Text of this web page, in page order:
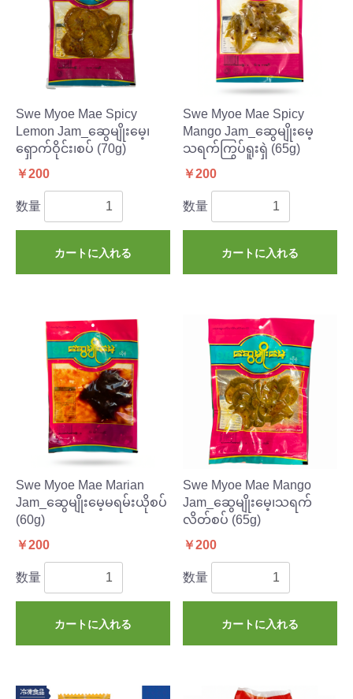
Swe Myoe Mae Spicy
Lemon Jam_ဆွေမျိုးမေ့၊
ရှောက်ဝိုင်း၊စပ် (70g)
￥200
数量
カートに入れる
Swe Myoe Mae Spicy
Mango Jam_ဆွေမျိုးမေ့
သရက်ကြွပ်ရူးရှဲ (65g)
￥200
数量
カートに入れる
Swe Myoe Mae Marian
Jam_ဆွေမျိုးမေ့မရမ်းယိုစပ်
(60g)
￥200
数量
カートに入れる
Swe Myoe Mae Mango
Jam_ဆွေမျိုးမေ့၊သရက်
လိတ်စပ် (65g)
￥200
数量
カートに入れる